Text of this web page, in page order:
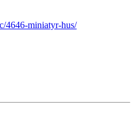
4646-miniatyr-hus/